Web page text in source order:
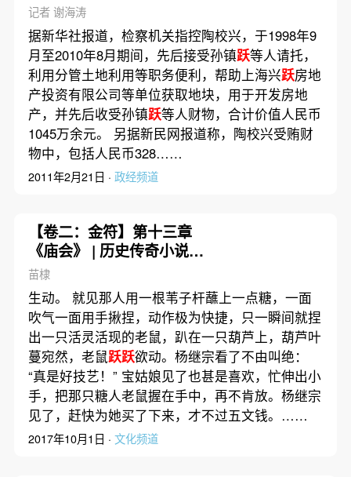
记者 谢海涛
据新华社报道，检察机关指控陶校兴，于1998年9
月至2010年8月期间，先后接受孙镇跃等人请托，
利用分管土地利用等职务便利，帮助上海兴跃房地
产投资有限公司等单位获取地块，用于开发房地
产，并先后收受孙镇跃等人财物，合计价值人民币
1045万余元。 另据新民网报道称，陶校兴受贿财
物中，包括人民币328……
2011年2月21日 · 政经频道
【卷二：金符】第十三章
《庙会》 | 历史传奇小说
《赤龙》
苗棣
生动。 就见那人用一根苇子杆蘸上一点糖，一面
吹气一面用手揪捏，动作极为快捷，只一瞬间就捏
出一只活灵活现的老鼠，趴在一只葫芦上，葫芦叶
蔓宛然，老鼠跃跃欲动。杨继宗看了不由叫绝：
“真是好技艺！” 宝姑娘见了也甚是喜欢，忙伸出小
手，把那只糖人老鼠握在手中，再不肯放。杨继宗
见了，赶快为她买了下来，才不过五文钱。……
2017年10月1日 · 文化频道